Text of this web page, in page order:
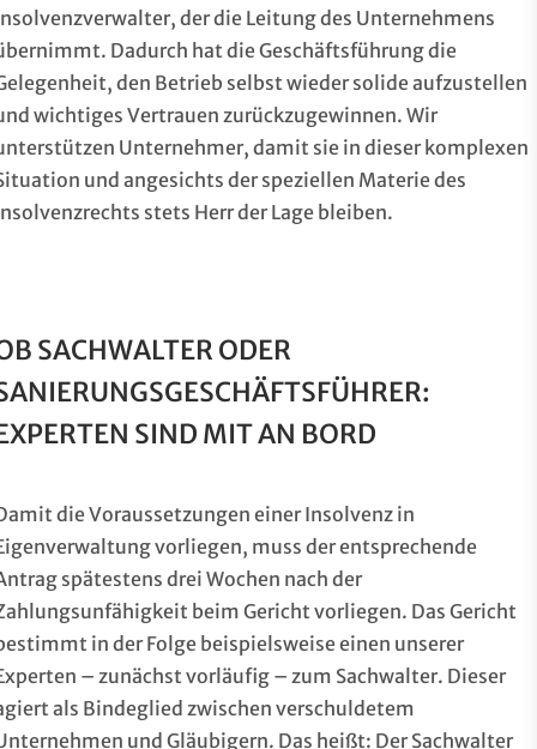
der die Leitung des Unternehmens
Dadurch hat die Geschäftsführung die
den Betrieb selbst wieder solide aufzustellen
wichtiges Vertrauen zurückzugewinnen. Wir
Unternehmer, damit sie in dieser komplexen
und angesichts der speziellen Materie des
stets Herr der Lage bleiben.
SACHWALTER ODER
SIND MIT AN BORD
die Voraussetzungen einer Insolvenz in
vorliegen, muss der entsprechende
spätestens drei Wochen nach der
beim Gericht vorliegen. Das Gericht
in der Folge beispielsweise einen unserer
– zunächst vorläufig – zum Sachwalter. Dieser
als Bindeglied zwischen verschuldetem
und Gläubigern. Das heißt: Der Sachwalter